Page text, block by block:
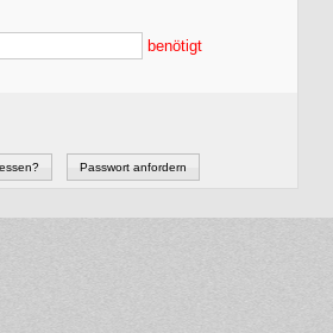
benötigt
Passwort anfordern